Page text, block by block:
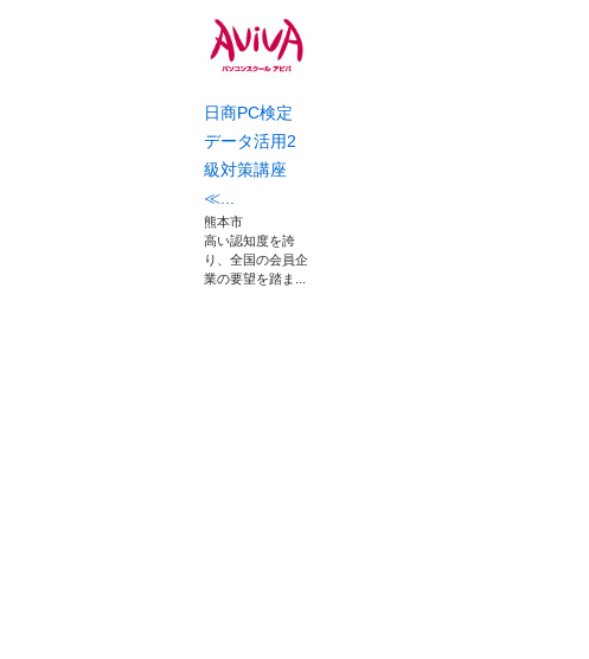
日商PC検定
データ活用2
級対策講座
≪...
熊本市
高い認知度を誇
り、全国の会員企
業の要望を踏ま...